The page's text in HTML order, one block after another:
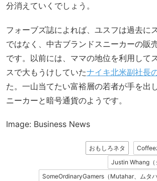
分消えていくでしょう。
フォーブズ誌によれば、ユスフは過去に
ではなく、中古ブランドスニーカーの販
です。以前には、ママの地位を利用して
スで大もうけしていたナイキ北米副社長
た。一山当てたい富裕層の若者が手を出
ニーカーと暗号通貨のようです。
Image: Business News
おもしろネタ
Justin Whang（
SomeOrdinaryGamers（Mutahar、ムタハ